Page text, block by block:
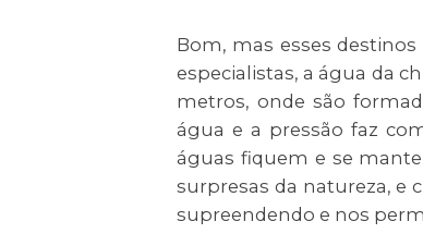
Bom, mas esses
especialistas, a água da
metros, onde são
água e a pressão faz
águas fiquem e se
surpresas da natureza, e
supreendendo e nos